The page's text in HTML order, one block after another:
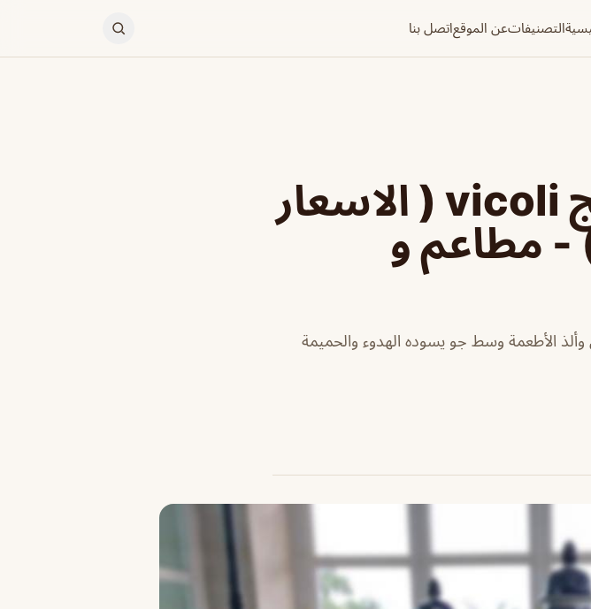
التصنيفاتعن الموقعاتصل بنا
مطعم فيكولي لاونج vicoli ( الاسعار
) - مطاعم و
الأطعمة وسط جو يسوده الهدوء والحميمة